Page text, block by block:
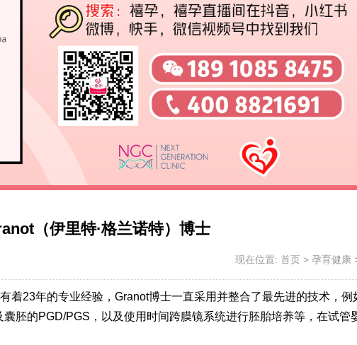
（伊里特·格兰诺特）博士
现在位置: 首页 > 孕育健康
着23年的专业经验，Granot博士一直采用并整合了最先进的技术，例
胚的PGD/PGS，以及使用时间跨膜镜系统进行胚胎培养等，在试管